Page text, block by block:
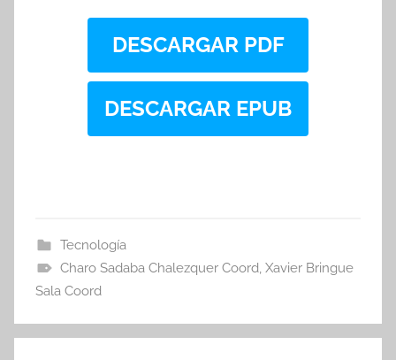
DESCARGAR PDF
DESCARGAR EPUB
Tecnología
Charo Sadaba Chalezquer Coord Xavier Bringue
Sala Coord